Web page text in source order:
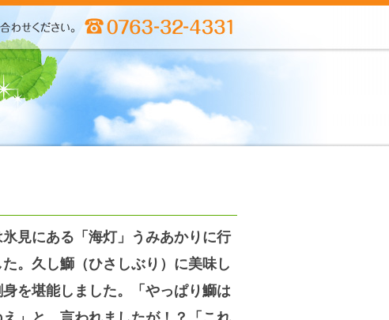
見にある「海灯」うみあかりに行
た。久し鰤（ひさしぶり）に美味し
身を堪能しました。「やっぱり鰤は